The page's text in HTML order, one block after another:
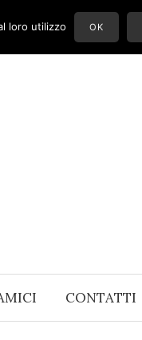
CONTATTI
loro utilizzo OK